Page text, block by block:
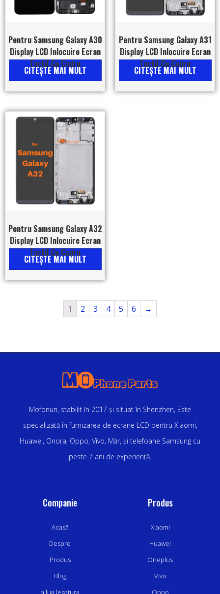
Pentru Samsung Galaxy A30
Display LCD Inlocuire Ecran
Tactil Cu Cadru
CITEŞTE MAI MULT
Pentru Samsung Galaxy A31
Display LCD Inlocuire Ecran
Tactil Cu Cadru
CITEŞTE MAI MULT
Pentru Samsung Galaxy A32
Display LCD Inlocuire Ecran
Tactil Cu Cadru
CITEŞTE MAI MULT
1 2 3 4 5 6 →
Mofonuri, stabilit în 2017 și situat în Shenzhen, Este
specializată în furnizarea de ecrane LCD pentru Xiaomi,
Huawei, Onora, Oppo, Vivo, Măr, și telefoane Samsung cu
peste 7 ani de experiență.
Companie
Acasă
Despre
Produs
Blog
a lua legatura
Produs
Xiaomi
Huawei
Oneplus
Vivo
Oppo